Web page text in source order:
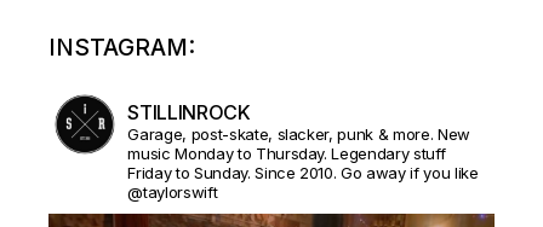
INSTAGRAM:
STILLINROCK
Garage, post-skate, slacker, punk & more. New
music Monday to Thursday. Legendary stuff
Friday to Sunday. Since 2010. Go away if you like
@taylorswift